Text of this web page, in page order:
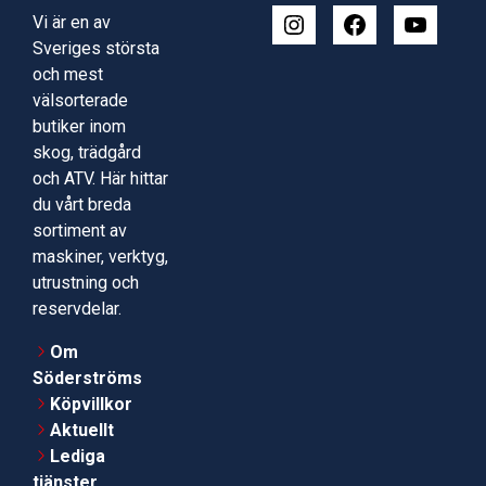
Vi är en av
Sveriges största
och mest
välsorterade
butiker inom
skog, trädgård
och ATV. Här hittar
du vårt breda
sortiment av
maskiner, verktyg,
utrustning och
reservdelar.
Om
Söderströms
Köpvillkor
Aktuellt
Lediga
tjänster